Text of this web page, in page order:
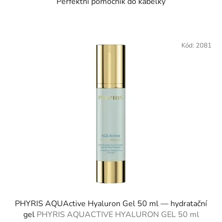
PHYRIS AQUActive Hyaluron Gel 50 ml — hydratační
gel PHYRIS AQUACTIVE HYALURON GEL 50 ml
Kód: 2081